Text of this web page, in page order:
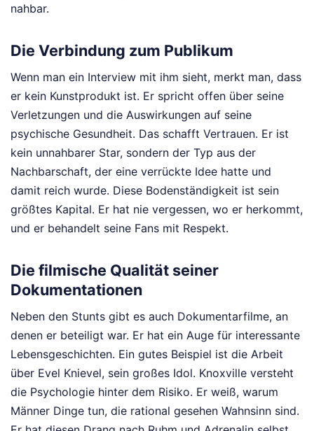
nahbar.
Die Verbindung zum Publikum
Wenn man ein Interview mit ihm sieht, merkt man, dass
er kein Kunstprodukt ist. Er spricht offen über seine
Verletzungen und die Auswirkungen auf seine
psychische Gesundheit. Das schafft Vertrauen. Er ist
kein unnahbarer Star, sondern der Typ aus der
Nachbarschaft, der eine verrückte Idee hatte und
damit reich wurde. Diese Bodenständigkeit ist sein
größtes Kapital. Er hat nie vergessen, wo er herkommt,
und er behandelt seine Fans mit Respekt.
Die filmische Qualität seiner
Dokumentationen
Neben den Stunts gibt es auch Dokumentarfilme, an
denen er beteiligt war. Er hat ein Auge für interessante
Lebensgeschichten. Ein gutes Beispiel ist die Arbeit
über Evel Knievel, sein großes Idol. Knoxville versteht
die Psychologie hinter dem Risiko. Er weiß, warum
Männer Dinge tun, die rational gesehen Wahnsinn sind.